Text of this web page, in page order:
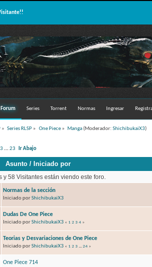
Forum Series Torrent Normas Ingresar
» Series RLSP » One Piece» Manga(Moderador:ShichibukaiX3)
3 ...23 Ir Abajo
Asunto/ Iniciado por
y 58 Visitantes están viendo este foro.
Normas de la sección
Iniciado porShichibukaiX3
Dudas De One Piece
Iniciado porShichibukaiX3 « 1 2 3 4»
Teorias y Desvariaciones de One Piece
Iniciado porShichibukaiX3 « 1 2 3 ... 24»
One Piece 714